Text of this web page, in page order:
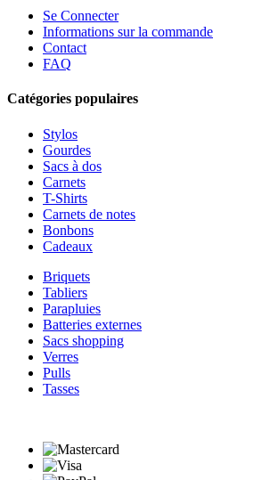
Se Connecter
Informations sur la commande
Contact
FAQ
Catégories populaires
Stylos
Gourdes
Sacs à dos
Carnets
T-Shirts
Carnets de notes
Bonbons
Cadeaux
Briquets
Tabliers
Parapluies
Batteries externes
Sacs shopping
Verres
Pulls
Tasses